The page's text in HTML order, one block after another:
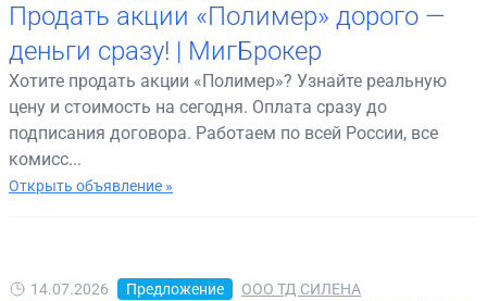
Продать акции «Полимер» дорого —
деньги сразу! | МигБрокер
Хотите продать акции «Полимер»? Узнайте реальную
цену и стоимость на сегодня. Оплата сразу до
подписания договора. Работаем по всей России, все
комисс...
Открыть объявление »
14.07.2026 Предложение ООО ТД СИЛЕНА